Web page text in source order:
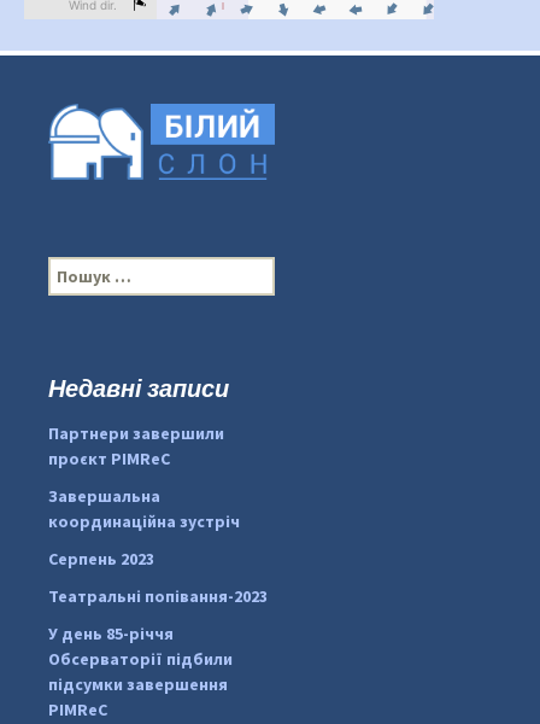
#PipIvanToday
pimrec_project
П
о
:Недавні записи
Партнери завершили
проєкт PIMReC
Завершальна
координаційна зустріч
Серпень 2023
Театральні попівання-2023
У день 85-річчя
Обсерваторії підбили
підсумки завершення
PIMReC